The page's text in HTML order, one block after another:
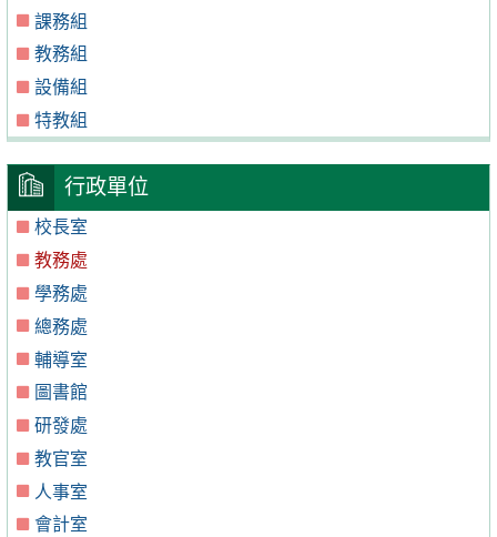
課務組
教務組
設備組
特教組
行政單位
校長室
教務處
學務處
總務處
輔導室
圖書館
研發處
教官室
人事室
會計室